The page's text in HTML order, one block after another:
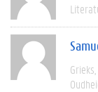
Grieks